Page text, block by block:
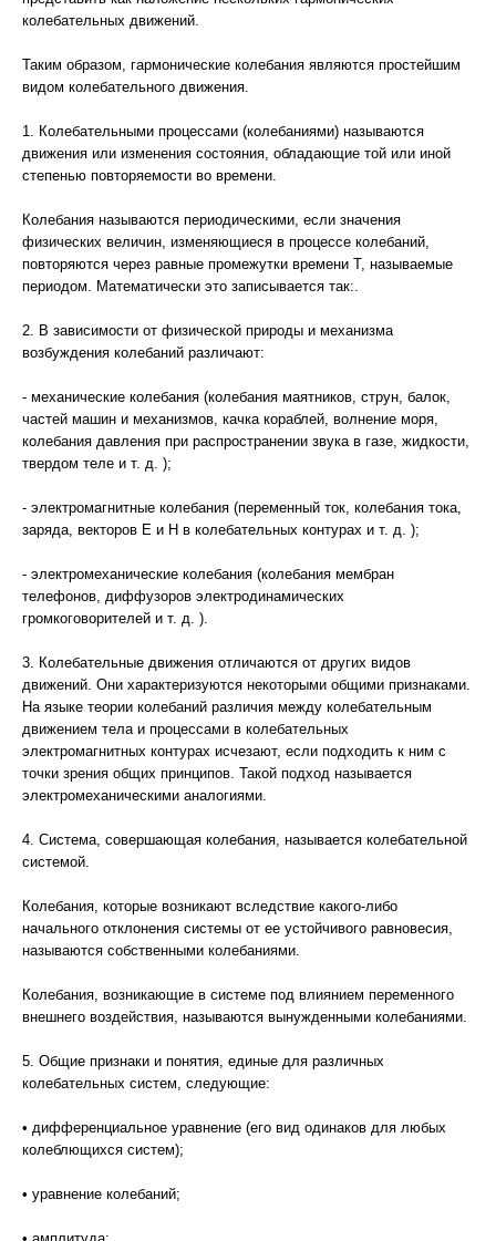
колебательных движений.
Таким образом, гармонические колебания являются простейшим
видом колебательного движения.
1. Колебательными процессами (колебаниями) называются
движения или изменения состояния, обладающие той или иной
степенью повторяемости во времени.
Колебания называются периодическими, если значения
физических величин, изменяющиеся в процессе колебаний,
повторяются через равные промежутки времени Т, называемые
периодом. Математически это записывается так:.
2. В зависимости от физической природы и механизма
возбуждения колебаний различают:
- механические колебания (колебания маятников, струн, балок,
частей машин и механизмов, качка кораблей, волнение моря,
колебания давления при распространении звука в газе, жидкости,
твердом теле и т. д. );
- электромагнитные колебания (переменный ток, колебания тока,
заряда, векторов E и H в колебательных контурах и т. д. );
- электромеханические колебания (колебания мембран
телефонов, диффузоров электродинамических
громкоговорителей и т. д. ).
3. Колебательные движения отличаются от других видов
движений. Они характеризуются некоторыми общими признаками.
На языке теории колебаний различия между колебательным
движением тела и процессами в колебательных
электромагнитных контурах исчезают, если подходить к ним с
точки зрения общих принципов. Такой подход называется
электромеханическими аналогиями.
4. Система, совершающая колебания, называется колебательной
системой.
Колебания, которые возникают вследствие какого-либо
начального отклонения системы от ее устойчивого равновесия,
называются собственными колебаниями.
Колебания, возникающие в системе под влиянием переменного
внешнего воздействия, называются вынужденными колебаниями.
5. Общие признаки и понятия, единые для различных
колебательных систем, следующие:
• дифференциальное уравнение (его вид одинаков для любых
колеблющихся систем);
• уравнение колебаний;